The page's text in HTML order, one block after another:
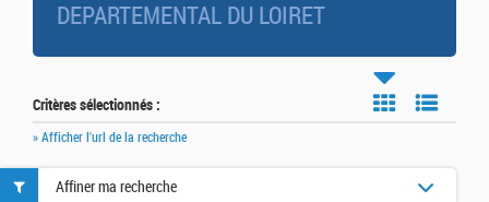
DEPARTEMENTAL DU LOIRET
Critères sélectionnés :
» Afficher l'url de la recherche
Affiner ma recherche